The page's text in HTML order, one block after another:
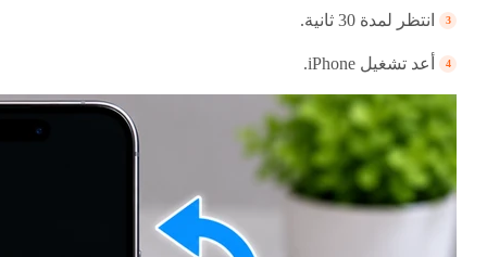
انتظر لمدة 30 ثانية.
أعد تشغيل iPhone.